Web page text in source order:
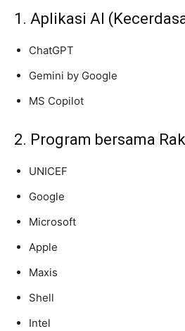
1. Aplikasi AI
ChatGPT
Gemini by Google
MS Copilot
2. Program bersama
UNICEF
Google
Microsoft
Apple
Maxis
Shell
Intel